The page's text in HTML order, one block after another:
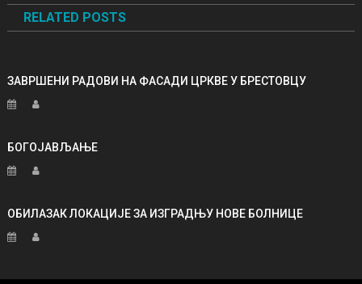
RELATED POSTS
ЗАВРШЕНИ РАДОВИ НА ФАСАДИ ЦРКВЕ У БРЕСТОВЦУ
БОГОЈАВЉАЊЕ
ОБИЛАЗАК ЛОКАЦИЈЕ ЗА ИЗГРАДЊУ НОВЕ БОЛНИЦЕ